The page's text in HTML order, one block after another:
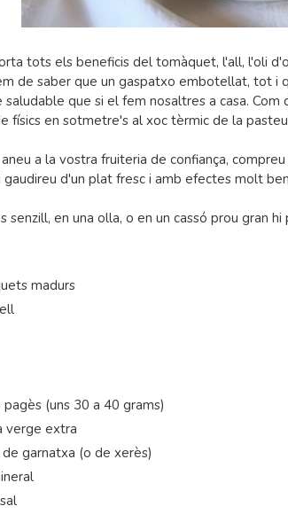
tots els beneficis del tomàquet, l'all, l'oli
de saber que un gaspatxo embotellat, tot i
que si el fem nosaltres a casa.
físics en sotmetre's al xoc tèrmic de la
a la vostra fruiteria de confiança,
d'un plat fresc i amb efectes molt
senzill, en una olla, o en un cassó prou gran
madurs
(uns 30 a 40 grams)
verge extra
garnatxa (o de xerès)